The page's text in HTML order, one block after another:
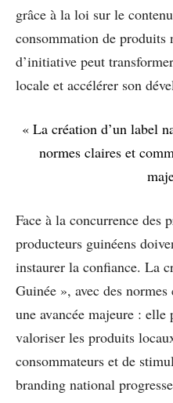
grâce à la loi sur le
consommation de produits
d’initiative peut
locale et accélérer son
« La création d’un label
normes claires et
Face à la concurrence des
producteurs guinéens
instaurer la confiance. La
Guinée », avec des
une avancée majeure :
valoriser les produits
consommateurs et de
branding national